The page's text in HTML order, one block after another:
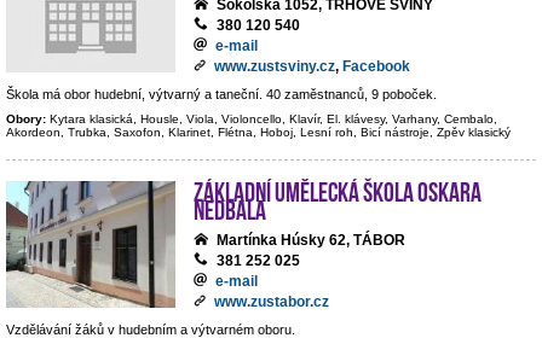
Sokolská 1052, TRHOVÉ SVINY
380 120 540
e-mail
www.zustsviny.cz, Facebook
Škola má obor hudební, výtvarný a taneční. 40 zaměstnanců, 9 poboček.
Obory: Kytara klasická, Housle, Viola, Violoncello, Klavír, El. klávesy, Varhany, Cembalo,
Akordeon, Trubka, Saxofon, Klarinet, Flétna, Hoboj, Lesní roh, Bicí nástroje, Zpěv klasický
Základní umělecká škola Oskara
Nedbala
Martínka Húsky 62, TÁBOR
381 252 025
e-mail
www.zustabor.cz
Vzdělávání žáků v hudebním a výtvarném oboru.